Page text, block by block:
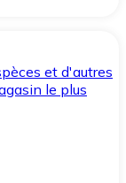
et d'autres
le plus